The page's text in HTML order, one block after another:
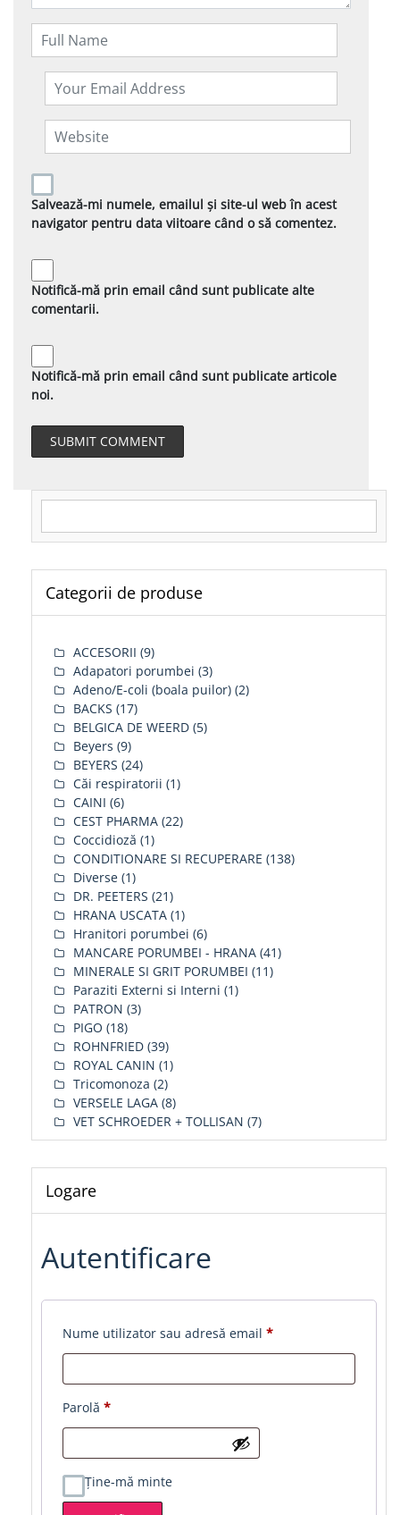
Salvează-mi numele, emailul și site-ul web în acest
navigator pentru data viitoare când o să comentez.
Notifică-mă prin email când sunt publicate alte
comentarii.
Notifică-mă prin email când sunt publicate articole
noi.
Categorii de produse
ACCESORII (9)
Adapatori porumbei (3)
Adeno/E-coli (boala puilor) (2)
BACKS (17)
BELGICA DE WEERD (5)
Beyers (9)
BEYERS (24)
Căi respiratorii (1)
CAINI (6)
CEST PHARMA (22)
Coccidioză (1)
CONDITIONARE SI RECUPERARE (138)
Diverse (1)
DR. PEETERS (21)
HRANA USCATA (1)
Hranitori porumbei (6)
MANCARE PORUMBEI - HRANA (41)
MINERALE SI GRIT PORUMBEI (11)
Paraziti Externi si Interni (1)
PATRON (3)
PIGO (18)
ROHNFRIED (39)
ROYAL CANIN (1)
Tricomonoza (2)
VERSELE LAGA (8)
VET SCHROEDER + TOLLISAN (7)
Logare
Autentificare
Nume utilizator sau adresă email *Obligatoriu
Parolă *Obligatoriu
Ține-mă minte